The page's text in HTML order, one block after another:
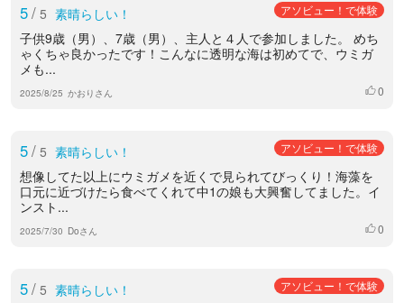
5/ 5 素晴らしい！ アソビュー！で体験
子供9歳（男）、7歳（男）、主人と４人で参加しました。 めち
ゃくちゃ良かったです！こんなに透明な海は初めてで、ウミガ
メも...
2025/8/25 かおりさん いいね
0
5/ 5 素晴らしい！ アソビュー！で体験
想像してた以上にウミガメを近くで見られてびっくり！海藻を
口元に近づけたら食べてくれて中1の娘も大興奮してました。イ
ンスト...
2025/7/30 Doさん いいね
0
5/ 5 素晴らしい！ アソビュー！で体験